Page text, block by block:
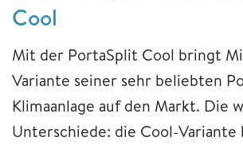
Cool
Mit der PortaSplit Cool bringt
Variante seiner sehr beliebten
Klimaanlage auf den Markt. Die
Unterschiede: die Cool-Variante